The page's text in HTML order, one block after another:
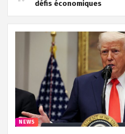
défis économiques
NEWS